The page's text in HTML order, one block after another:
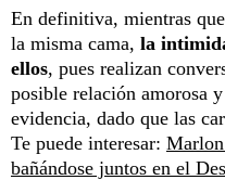
En definitiva, mientras
la misma cama, la
ellos, pues realizan
posible relación amorosa
evidencia, dado que las
Te puede interesar:
bañándose juntos en el